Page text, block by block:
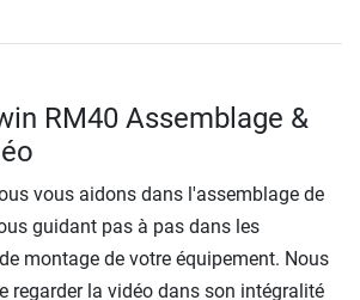
RM40 Assemblage &
vous aidons dans l'assemblage de
guidant pas à pas dans les
montage de votre équipement. Nous
regarder la vidéo dans son intégralité